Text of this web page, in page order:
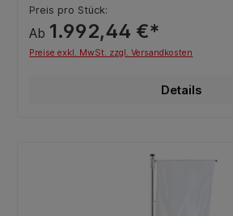
Preis pro Stück:
Ab 1.992,44 €*
Preise exkl. MwSt. zzgl. Versandkosten
Details